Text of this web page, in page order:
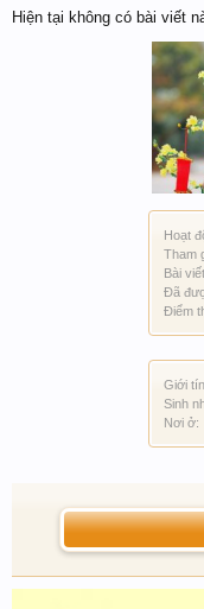
Hoạt
Tham
Bài
Đã
Điểm
Giới
Sinh
Nơi ở:
Hiện tại không có bài viết